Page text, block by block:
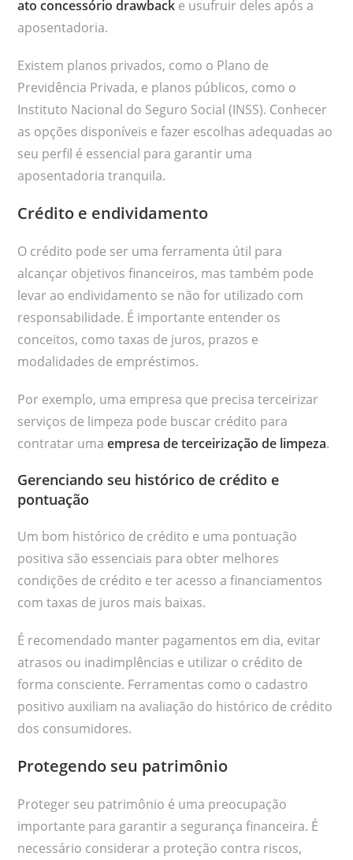
ato concessório drawback e usufruir deles após a
aposentadoria.
Existem planos privados, como o Plano de
Previdência Privada, e planos públicos, como o
Instituto Nacional do Seguro Social (INSS). Conhecer
as opções disponíveis e fazer escolhas adequadas ao
seu perfil é essencial para garantir uma
aposentadoria tranquila.
Crédito e endividamento
O crédito pode ser uma ferramenta útil para
alcançar objetivos financeiros, mas também pode
levar ao endividamento se não for utilizado com
responsabilidade. É importante entender os
conceitos, como taxas de juros, prazos e
modalidades de empréstimos.
Por exemplo, uma empresa que precisa terceirizar
serviços de limpeza pode buscar crédito para
contratar umaempresa de terceirização de limpeza.
Gerenciando seu histórico de crédito e
pontuação
Um bom histórico de crédito e uma pontuação
positiva são essenciais para obter melhores
condições de crédito e ter acesso a financiamentos
com taxas de juros mais baixas.
É recomendado manter pagamentos em dia, evitar
atrasos ou inadimplências e utilizar o crédito de
forma consciente. Ferramentas como o cadastro
positivo auxiliam na avaliação do histórico de crédito
dos consumidores.
Protegendo seu patrimônio
Proteger seu patrimônio é uma preocupação
importante para garantir a segurança financeira. É
necessário considerar a proteção contra riscos,